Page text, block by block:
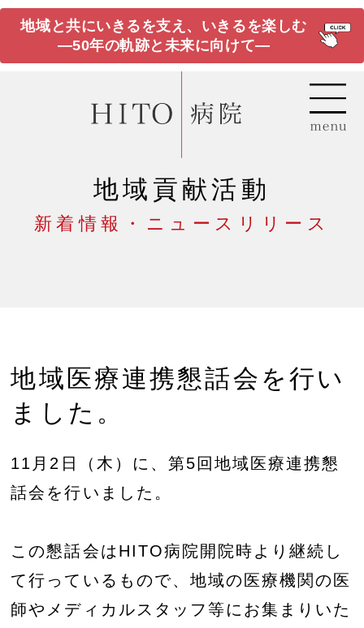
地域と共にいきるを支え、いきるを楽しむ
―50年の軌跡と未来に向けて―
地域貢献活動
新着情報・ニュースリリース
地域医療連携懇話会を行い
ました。
11月2日（木）に、第5回地域医療連携懇
話会を行いました。
この懇話会はHITO病院開院時より継続し
て行っているもので、地域の医療機関の医
師やメディカルスタッフ等にお集まりいた